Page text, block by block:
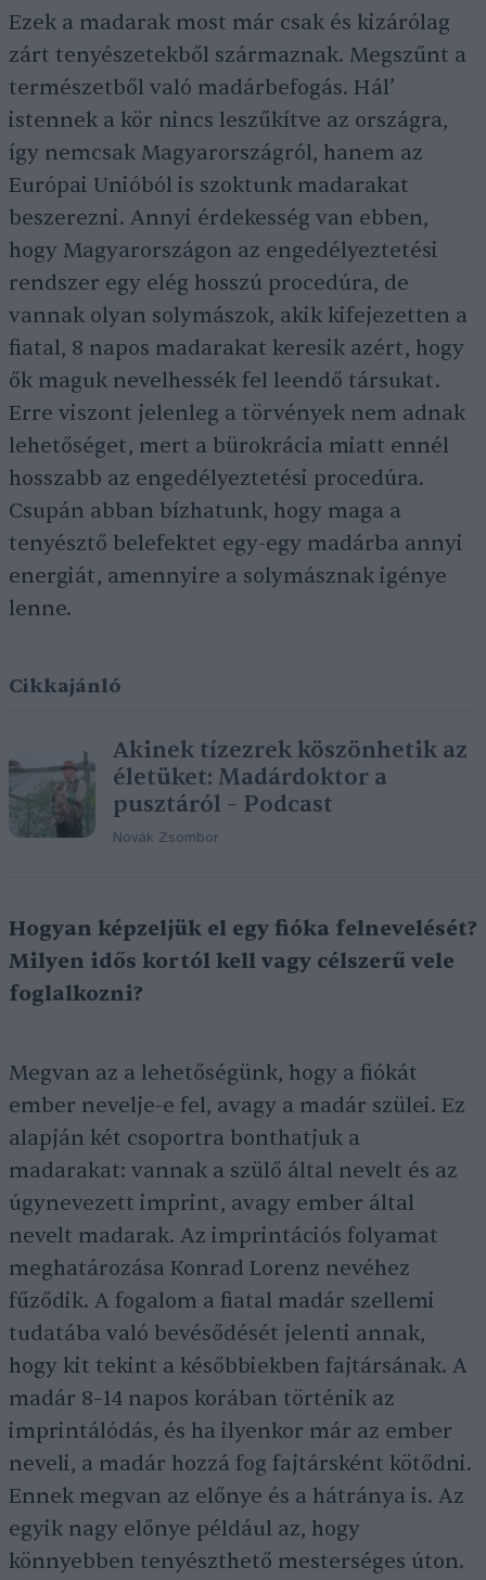
Ezek a madarak most már csak és kizárólag
zárt tenyészetekből származnak. Megszűnt a
természetből való madárbefogás. Hál’
istennek a kör nincs leszűkítve az országra,
így nemcsak Magyarországról, hanem az
Európai Unióból is szoktunk madarakat
beszerezni. Annyi érdekesség van ebben,
hogy Magyarországon az engedélyeztetési
rendszer egy elég hosszú procedúra, de
vannak olyan solymászok, akik kifejezetten a
fiatal, 8 napos madarakat keresik azért, hogy
ők maguk nevelhessék fel leendő társukat.
Erre viszont jelenleg a törvények nem adnak
lehetőséget, mert a bürokrácia miatt ennél
hosszabb az engedélyeztetési procedúra.
Csupán abban bízhatunk, hogy maga a
tenyésztő belefektet egy-egy madárba annyi
energiát, amennyire a solymásznak igénye
lenne.
Cikkajánló
Akinek tízezrek köszönhetik az
életüket: Madárdoktor a
pusztáról – Podcast
Novák Zsombor
Hogyan képzeljük el egy fióka felnevelését?
Milyen idős kortól kell vagy célszerű vele
foglalkozni?
Megvan az a lehetőségünk, hogy a fiókát
ember nevelje-e fel, avagy a madár szülei. Ez
alapján két csoportra bonthatjuk a
madarakat: vannak a szülő által nevelt és az
úgynevezett imprint, avagy ember által
nevelt madarak. Az imprintációs folyamat
meghatározása Konrad Lorenz nevéhez
fűződik. A fogalom a fiatal madár szellemi
tudatába való bevésődését jelenti annak,
hogy kit tekint a későbbiekben fajtársának. A
madár 8–14 napos korában történik az
imprintálódás, és ha ilyenkor már az ember
neveli, a madár hozzá fog fajtársként kötődni.
Ennek megvan az előnye és a hátránya is. Az
egyik nagy előnye például az, hogy
könnyebben tenyészthető mesterséges úton.